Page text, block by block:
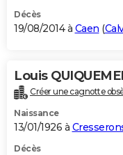
Décès
19/08/2014 à Caen (
Louis
Créer une cagnotte
Naissance
13/01/1926 à
Décès